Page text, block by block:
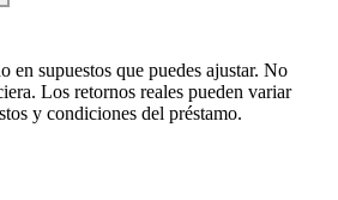
en supuestos que puedes ajustar. No
Los retornos reales pueden variar
y condiciones del préstamo.